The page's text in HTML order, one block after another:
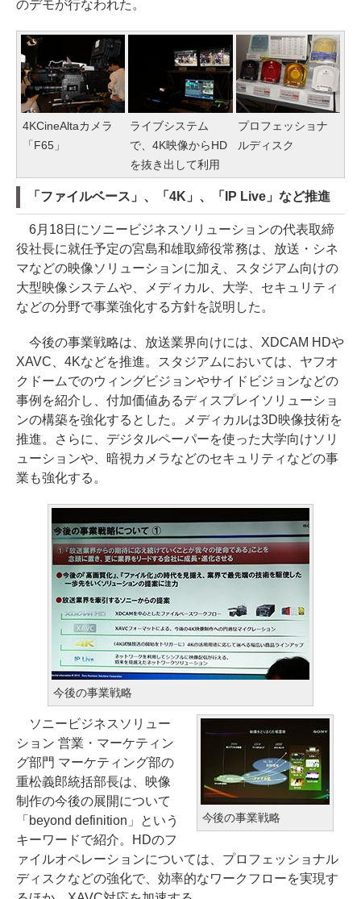
のデモが行なわれた。
4KCineAltaカメラ
「F65」
ライブシステム
で、4K映像からHD
を抜き出して利用
プロフェッショナ
ルディスク
「ファイルベース」、「4K」、「IP Live」など推進
6月18日にソニービジネスソリューションの代表取締
役社長に就任予定の宮島和雄取締役常務は、放送・シネ
マなどの映像ソリューションに加え、スタジアム向けの
大型映像システムや、メディカル、大学、セキュリティ
などの分野で事業強化する方針を説明した。
今後の事業戦略は、放送業界向けには、XDCAM HDや
XAVC、4Kなどを推進。スタジアムにおいては、ヤフオ
クドームでのウィングビジョンやサイドビジョンなどの
事例を紹介し、付加価値あるディスプレイソリューショ
ンの構築を強化するとした。メディカルは3D映像技術を
推進。さらに、デジタルペーパーを使った大学向けソリ
ューションや、暗視カメラなどのセキュリティなどの事
業も強化する。
今後の事業戦略
今後の事業戦略
ソニービジネスソリュー
ション 営業・マーケティン
グ部門 マーケティング部の
重松義郎統括部長は、映像
制作の今後の展開について
「beyond definition」という
キーワードで紹介。HDのフ
ァイルオペレーションについては、プロフェッショナル
ディスクなどの強化で、効率的なワークフローを実現す